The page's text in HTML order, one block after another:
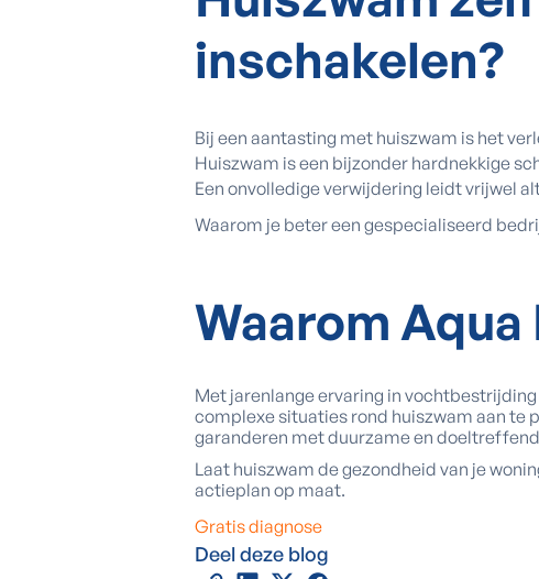
inschakelen?
Bij een aantasting met huiszwam is het
Huiszwam is een bijzonder hardnekkige
Een onvolledige verwijdering leidt vrijwel
Waarom je beter een gespecialiseerd
Waarom
Met jarenlange ervaring in
complexe situaties rond huiszwam aan te
garanderen met duurzame en
Laat huiszwam de gezondheid van je
actieplan op maat.
Gratis diagnose
Deel deze blog